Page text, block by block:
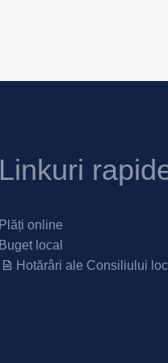
Linkuri
Plăți online
Buget local
Hotărâri ale Consiliului